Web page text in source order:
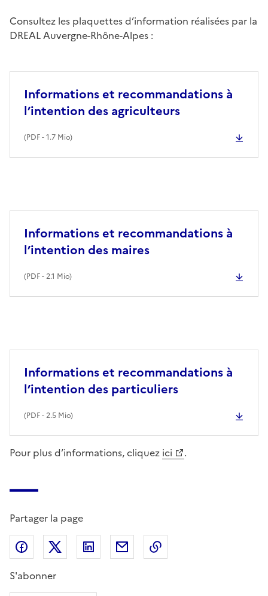
Consultez les plaquettes d’information réalisées par la
DREAL Auvergne-Rhône-Alpes :
Informations et recommandations à
l’intention des agriculteurs
(PDF- 1.7 Mio)
Informations et recommandations à
l’intention des maires
(PDF- 2.1 Mio)
Informations et recommandations à
l’intention des particuliers
(PDF- 2.5 Mio)
Pour plus d’informations, cliquez ici .
Partager la page
Partager sur Facebook
Partager sur X (anciennement Twitter)
Partager sur LinkedIn
Partager par email
S'abonner